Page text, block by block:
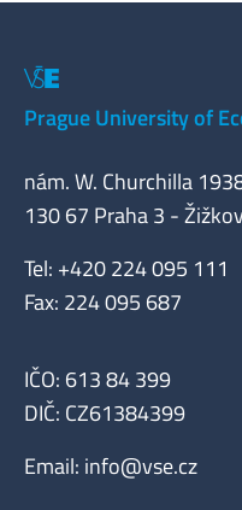
Prague University of
nám. W. Churchilla
130 67 Praha 3 - Žižkov
Tel: +420 224 095 111
Fax: 224 095 687
IČO: 613 84 399
DIČ: CZ61384399
Email: info@vse.cz